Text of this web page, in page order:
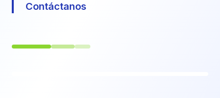
Contáctanos